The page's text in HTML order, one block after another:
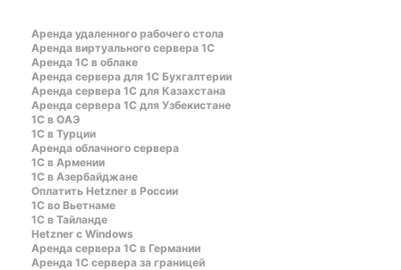
Аренда удаленного рабочего стола
Аренда виртуального сервера 1С
Аренда 1С в облаке
Аренда сервера для 1С Бухгалтерии
Аренда сервера 1С для Казахстана
Аренда сервера 1С для Узбекистане
1C в ОАЭ
1C в Турции
Аренда облачного сервера
1С в Армении
1С в Азербайджане
Оплатить Hetzner в России
1С во Вьетнаме
1С в Тайланде
Hetzner c Windows
Аренда сервера 1С в Германии
Аренда 1С сервера за границей